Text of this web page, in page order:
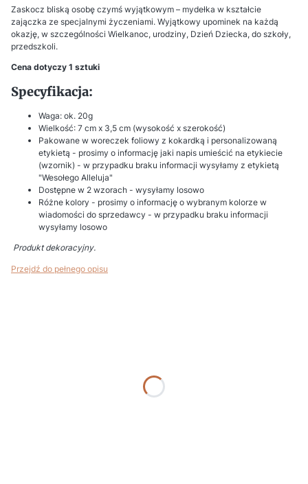
Zaskocz bliską osobę czymś wyjątkowym – mydełka w kształcie
zajączka ze specjalnymi życzeniami. Wyjątkowy upominek na każdą
okazję, w szczególności Wielkanoc, urodziny, Dzień Dziecka, do szkoły,
przedszkoli.
Cena dotyczy 1 sztuki
Specyfikacja:
Waga: ok. 20g
Wielkość: 7 cm x 3,5 cm (wysokość x szerokość)
Pakowane w woreczek foliowy z kokardką i personalizowaną
etykietą - prosimy o informację jaki napis umieścić na etykiecie
(wzornik) - w przypadku braku informacji wysyłamy z etykietą
"Wesołego Alleluja"
Dostępne w 2 wzorach - wysyłamy losowo
Różne kolory - prosimy o informację o wybranym kolorze w
wiadomości do sprzedawcy - w przypadku braku informacji
wysyłamy losowo
Produkt dekoracyjny.
Przejdź do pełnego opisu
Nr etykiety (gdy bez etykiety wpisz "BRAK")